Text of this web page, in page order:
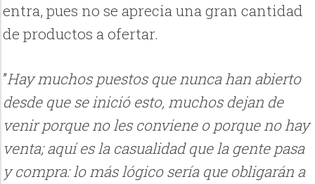
entra, pues no se aprecia una gran cantidad
de productos a ofertar.
”Hay muchos puestos que nunca han abierto
desde que se inició esto, muchos dejan de
venir porque no les conviene o porque no hay
venta; aquí es la casualidad que la gente pasa
y compra: lo más lógico sería que obligarán a